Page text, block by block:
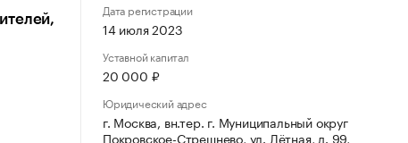
Дата регистрации
14 июля 2023
Уставной капитал
20 000 ₽
Юридический адрес
г. Москва, вн.тер. г. Муниципальный округ
Покровское-Стрешнево, ул. Лётная, д. 99,